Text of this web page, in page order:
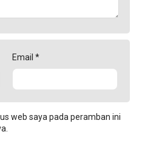
Email *
web saya pada peramban ini